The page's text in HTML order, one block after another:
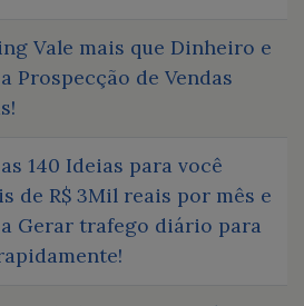
Vale mais que Dinheiro e
Prospecção de Vendas
140 Ideias para você
de R$ 3Mil reais por mês e
Gerar trafego diário para